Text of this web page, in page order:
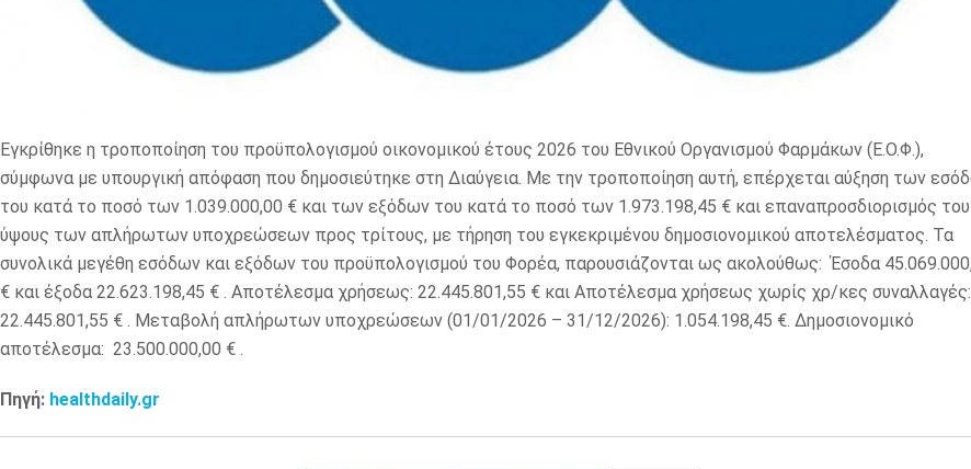
Εγκρίθηκε η τροποποίηση του προϋπολογισμού οικονομικού έτους 2026 του Εθνικού Οργανισμού Φαρμάκων (Ε.Ο.Φ.),
σύμφωνα με υπουργική απόφαση που δημοσιεύτηκε στη Διαύγεια. Με την τροποποίηση αυτή, επέρχεται αύξηση των
του κατά το ποσό των 1.039.000,00 € και των εξόδων του κατά το ποσό των 1.973.198,45 € και επαναπροσδιορισμός του
ύψους των απλήρωτων υποχρεώσεων προς τρίτους, με τήρηση του εγκεκριμένου δημοσιονομικού αποτελέσματος. Τα
συνολικά μεγέθη εσόδων και εξόδων του προϋπολογισμού του Φορέα, παρουσιάζονται ως ακολούθως: Έσοδα
€ και έξοδα 22.623.198,45 € . Αποτέλεσμα χρήσεως: 22.445.801,55 € και Αποτέλεσμα χρήσεως χωρίς χρ/κες συναλλαγές:
22.445.801,55 € . Μεταβολή απλήρωτων υποχρεώσεων (01/01/2026 – 31/12/2026): 1.054.198,45 €. Δημοσιονομικό
αποτέλεσμα: 23.500.000,00 € .
Πηγή: healthdaily.gr